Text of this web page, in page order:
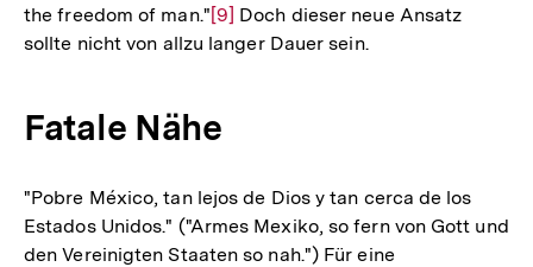
the freedom of man."Zur
Auflösung
[9] Doch dieser neue Ansatz
sollte nicht von allzu langer Dauer sein.
Fatale Nähe
"Pobre México, tan lejos de Dios y tan cerca de los
Estados Unidos." ("Armes Mexiko, so fern von Gott und
den Vereinigten Staaten so nah.") Für eine